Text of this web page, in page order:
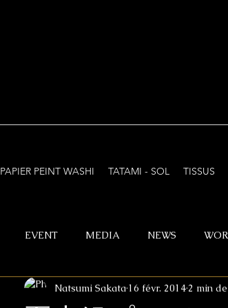
PAPIER PEINT WASHI TATAMI - SOL TISSUS
EVENT MEDIA NEWS
Natsumi Sakata 16 févr. 2014 2 min